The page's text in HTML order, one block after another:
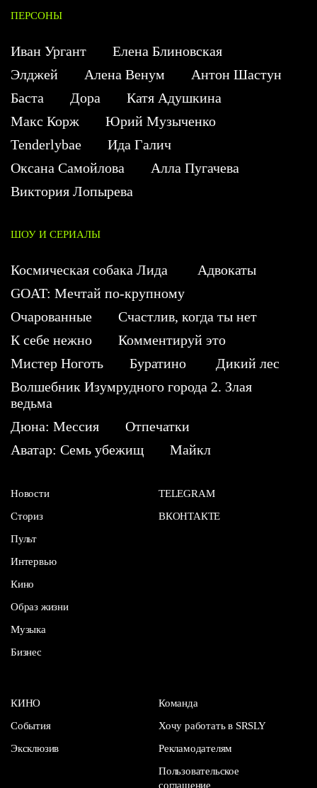
ПЕРСОНЫ
Иван Ургант
Елена Блиновская
Элджей
Алена Венум
Антон Шастун
Баста
Дора
Катя Адушкина
Макс Корж
Юрий Музыченко
Tenderlybae
Ида Галич
Оксана Самойлова
Алла Пугачева
Виктория Лопырева
ШОУ И СЕРИАЛЫ
Космическая собака Лида
Адвокаты
GOAT: Мечтай по-крупному
Очарованные
Счастлив, когда ты нет
К себе нежно
Комментируй это
Мистер Ноготь
Буратино
Дикий лес
Волшебник Изумрудного города 2. Злая
ведьма
Дюна: Мессия
Отпечатки
Аватар: Семь убежищ
Майкл
Новости
Сториз
Пульт
Интервью
Кино
Образ жизни
Музыка
Бизнес
TELEGRAM
ВКОНТАКТЕ
КИНО
События
Эксклюзив
Команда
Хочу работать в SRSLY
Рекламодателям
Пользовательское
соглашение